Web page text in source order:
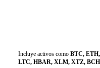
Incluye activos como BTC,
LTC, HBAR, XLM, XTZ,